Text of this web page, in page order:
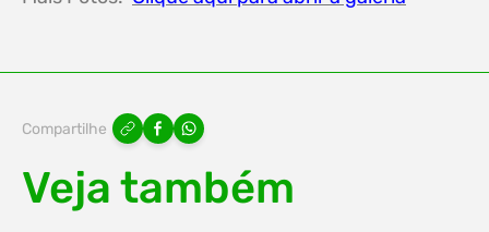
Compartilhe
Veja também